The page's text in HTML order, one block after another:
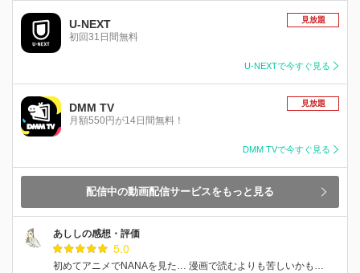
U-NEXT
初回31日間無料
見放題
U-NEXTで今すぐ見る
DMM TV
月額550円が14日間無料！
見放題
DMM TVで今すぐ見る
配信中の動画配信サービスをもっと見る
あししの感想・評価
5.0
初めてアニメでNANAを見た… 漫画で読むよりも苦しいかも…